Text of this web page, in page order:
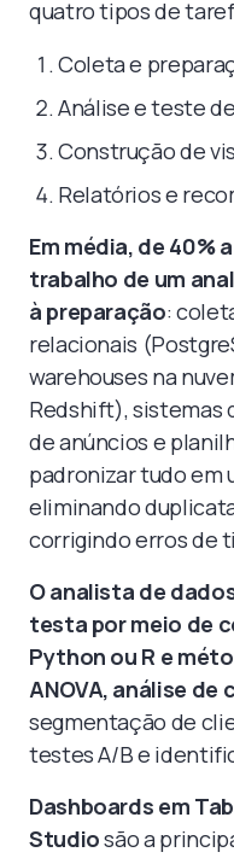
quatro tipos de
Coleta e
Análise e teste
Construção de
Relatórios e
Em média, de 40%
trabalho de um
à preparação:
relacionais
warehouses na
Redshift), sistemas
de anúncios e
padronizar tudo em
eliminando
corrigindo erros de
O analista de
testa por meio de
Python ou R e
ANOVA, análise de
segmentação de
testes A/B e
Dashboards em
Studiosão a